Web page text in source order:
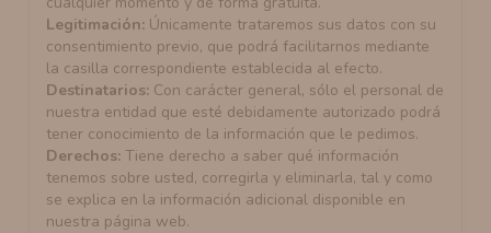
Legitimación: Únicamente trataremos sus datos con su
consentimiento previo, que podrá facilitarnos mediante
la casilla correspondiente establecida al efecto.
Destinatarios: Con carácter general, sólo el personal de
nuestra entidad que esté debidamente autorizado podrá
tener conocimiento de la información que le pedimos.
Derechos: Tiene derecho a saber qué información
tenemos sobre usted, corregirla y eliminarla, tal y como
se explica en la información adicional disponible en
nuestra página web.